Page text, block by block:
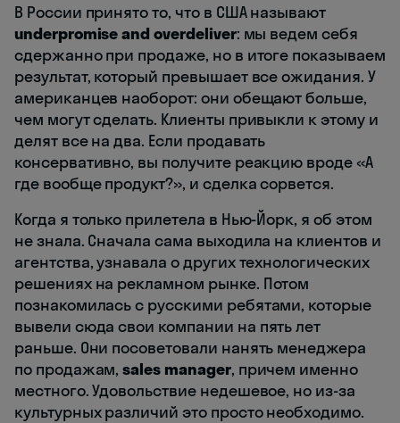
В России принято то, что в США называют
underpromise and overdeliver: мы ведем себя
сдержанно при продаже, но в итоге показываем
результат, который превышает все ожидания. У
американцев наоборот: они обещают больше,
чем могут сделать. Клиенты привыкли к этому и
делят все на два. Если продавать
консервативно, вы получите реакцию вроде «А
где вообще продукт?», и сделка сорвется.
Когда я только прилетела в Нью-Йорк, я об этом
не знала. Сначала сама выходила на клиентов и
агентства, узнавала о других технологических
решениях на рекламном рынке. Потом
познакомилась с русскими ребятами, которые
вывели сюда свои компании на пять лет
раньше. Они посоветовали нанять менеджера
по продажам,sales manager, причем именно
местного. Удовольствие недешевое, но из-за
культурных различий это просто необходимо.